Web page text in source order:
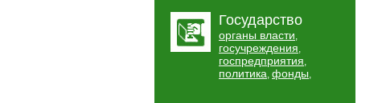
Государство
органы власти,
госучреждения,
госпредприятия,
политика, фонды,